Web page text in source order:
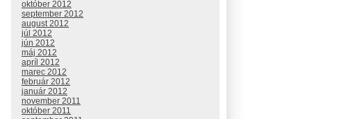
október 2012
september 2012
august 2012
júl 2012
jún 2012
máj 2012
apríl 2012
marec 2012
február 2012
január 2012
november 2011
október 2011